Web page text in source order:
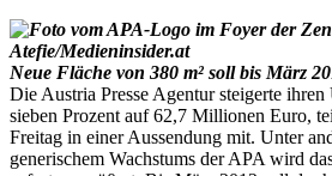
Neue Fläche von 380 m² soll bis März
Die Austria Presse Agentur steigerte
sieben Prozent auf 62,7 Millionen Euro,
Freitag in einer Aussendung mit. Unter
generischem Wachstums der APA wird